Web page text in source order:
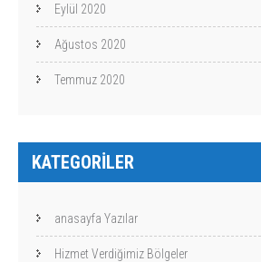
Eylül 2020
Ağustos 2020
Temmuz 2020
KATEGORILER
anasayfa Yazılar
Hizmet Verdiğimiz Bölgeler